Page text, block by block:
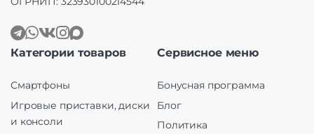
Категории товаров
Смартфоны
Игровые приставки, диски
и консоли
Сервисное меню
Бонусная программа
Блог
Политика